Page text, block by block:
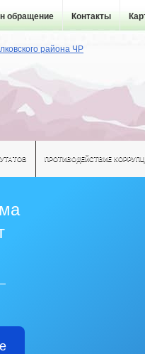
обращение Контакты
ПРОТИВОДЕЙСТВИЕ